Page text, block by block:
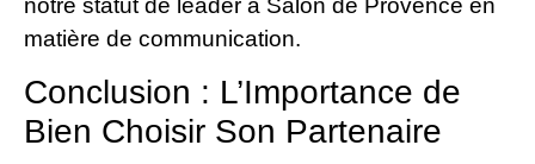
notre statut de leader à Salon de Provence en
matière de communication.
Conclusion : L’Importance de
Bien Choisir Son Partenaire